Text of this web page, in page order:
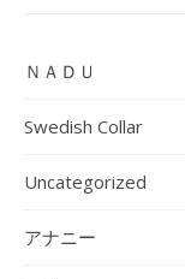
ＮＡＤＵ
Swedish Collar
Uncategorized
アナニー